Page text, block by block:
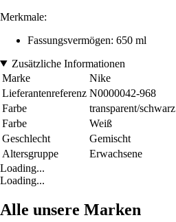
Merkmale:
Fassungsvermögen: 650 ml
Zusätzliche Informationen
Marke
Nike
Lieferantenreferenz N0000042-968
Farbe
transparent/schwarz
Farbe
Weiß
Geschlecht
Gemischt
Altersgruppe
Erwachsene
Loading...
Loading...
Alle unsere Marken